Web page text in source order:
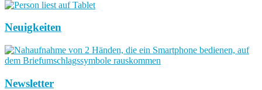
Neuigkeiten
Newsletter